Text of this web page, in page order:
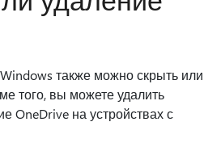
также можно скрыть или
того, вы можете удалить
OneDrive на устройствах с